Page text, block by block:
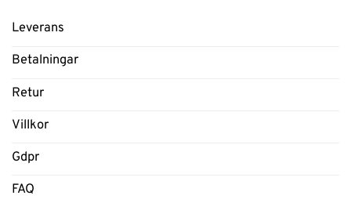
Leverans
Betalningar
Retur
Villkor
Gdpr
FAQ